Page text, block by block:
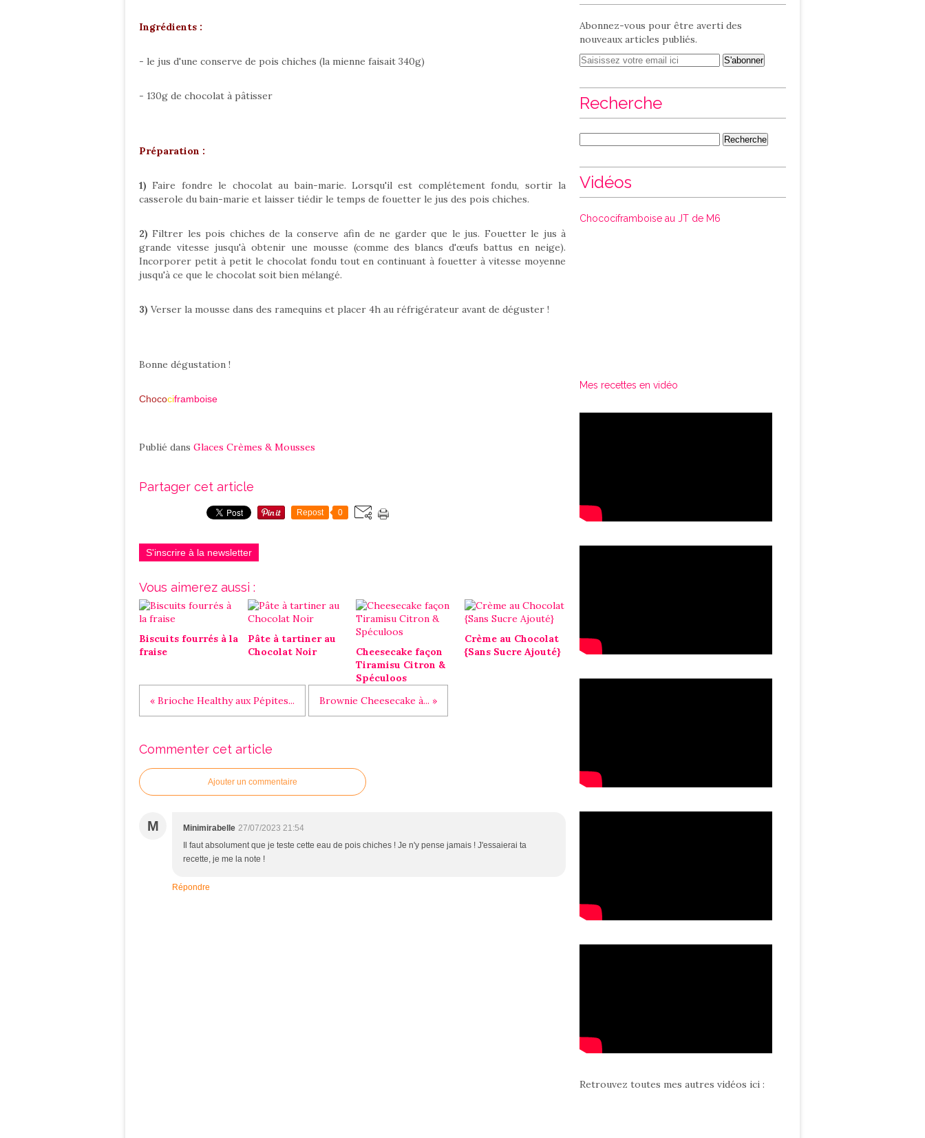
Ingrédients :
- le jus d'une conserve de pois chiches (la mienne faisait 340g)
- 130g de chocolat à pâtisser
Préparation :
1) Faire fondre le chocolat au bain-marie. Lorsqu'il est complétement fondu, sortir la
casserole du bain-marie et laisser tiédir le temps de fouetter le jus des pois chiches.
2)Filtrer les pois chiches de la conserve afin de ne garder que le jus. Fouetter le jus à
grande vitesse jusqu'à obtenir une mousse (comme des blancs d'œufs battus en neige).
Incorporer petit à petit le chocolat fondu tout en continuant à fouetter à vitesse moyenne
jusqu'à ce que le chocolat soit bien mélangé.
3) Verser la mousse dans des ramequins et placer 4h au réfrigérateur avant de déguster !
Bonne dégustation !
Chocociframboise
Publié dans Glaces Crèmes & Mousses
Partager cet article
Repost 0
S'inscrire à la newsletter
Vous aimerez aussi :
Biscuits fourrés à la
fraise
Pâte à tartiner au
Chocolat Noir
Cheesecake façon
Tiramisu Citron &
Spéculoos
Crème au Chocolat
{Sans Sucre Ajouté}
« Brioche Healthy aux Pépites... Brownie Cheesecake à... »
Commenter cet article
Ajouter un commentaire
M Minimirabelle 27/07/2023 21:54
Il faut absolument que je teste cette eau de pois chiches ! Je n'y pense jamais ! J'essaierai ta
recette, je me la note !
Répondre
Abonnez-vous pour être averti des
nouveaux articles publiés.
Recherche
Vidéos
Chocociframboise au JT de M6
Mes recettes en vidéo
Retrouvez toutes mes autres vidéos ici :